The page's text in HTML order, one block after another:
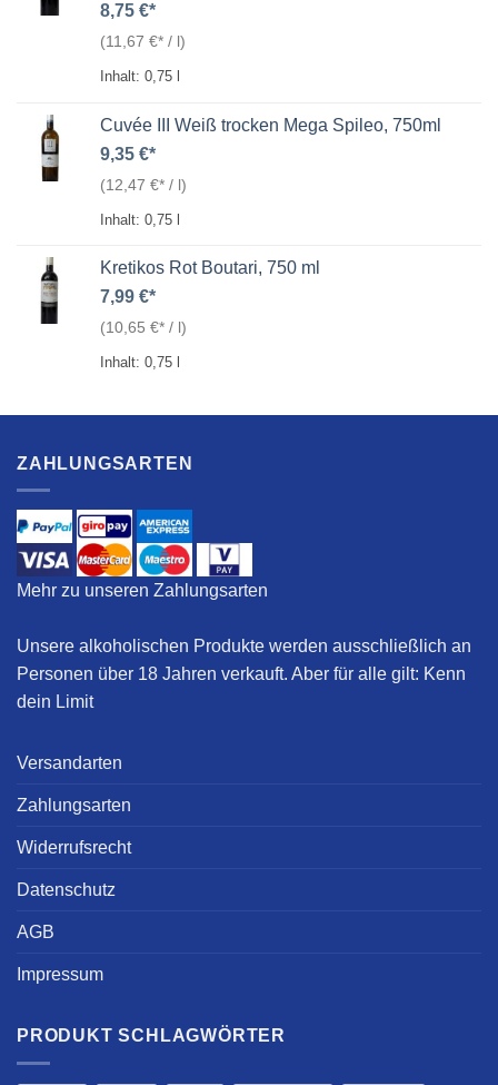
8,75 €
(11,67 € / l)
Inhalt: 0,75
Cuvée III Weiß trocken Mega Spileo, 750ml
9,35 €
(12,47 € / l)
Inhalt: 0,75
Kretikos Rot Boutari, 750 ml
7,99 €
(10,65 € / l)
Inhalt: 0,75
ZAHLUNGSARTEN
Mehr zu unseren Zahlungsarten
Unsere alkoholischen Produkte werden ausschließlich an
Personen über 18 Jahren verkauft. Aber für alle gilt: Kenn
dein Limit
Versandarten
Zahlungsarten
Widerrufsrecht
Datenschutz
AGB
Impressum
PRODUKT SCHLAGWÖRTER